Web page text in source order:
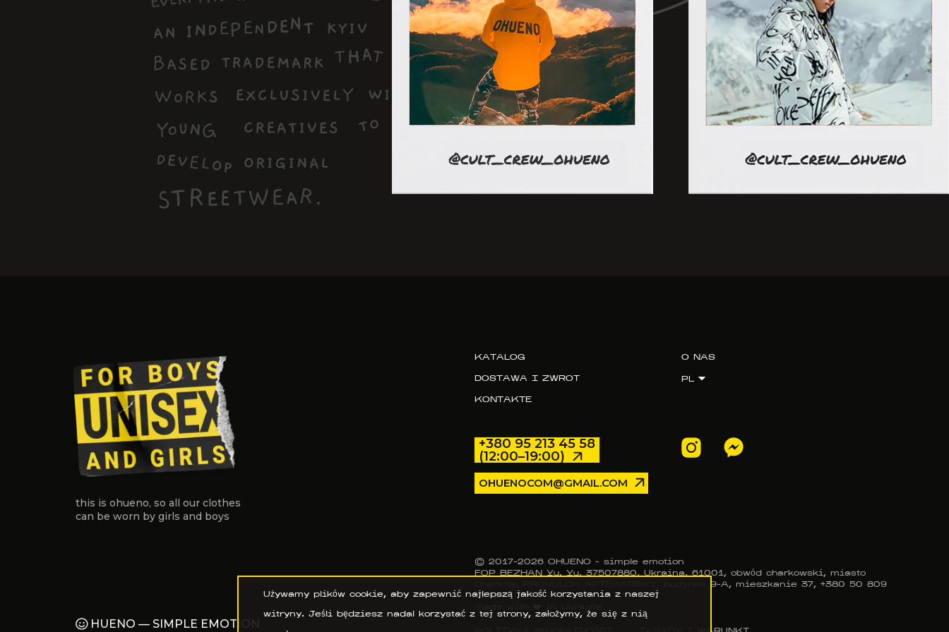
this is ohueno, so all our clothes
can be worn by girls and boys
KATALOG
DOSTAWA I ZWROT
KONTAKTE
O NAS
PL
+380 95 213 45 58
(12:00–19:00)
OHUENOCOM@GMAIL.COM
HUENO — SIMPLE EMOTION
© 2017–2026 OHUENO - simple emotion
FOP BEZHAN Yu. Yu, 37507880, Ukraina, 61001, obwód charkowski, miasto
Charków, PROVULOK APTEKARSKY, budynek 9-A, mieszkanie 37, +380 50 809
42 94
Używamy plików cookie, aby zapewnić najlepszą jakość korzystania z naszej
witryny. Jeśli będziesz nadal korzystać z tej strony, założymy, że się z nią